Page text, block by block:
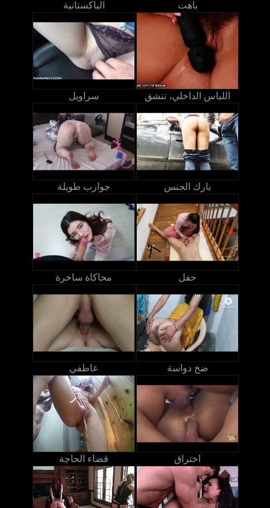
الباكستانية باهت
سراويل اللباس الداخلي، تنشق
جوارب طويلة بارك الجنس
محاكاة ساخرة حفل
عاطفي ضخ دواسة
قضاء الحاجة اختراق